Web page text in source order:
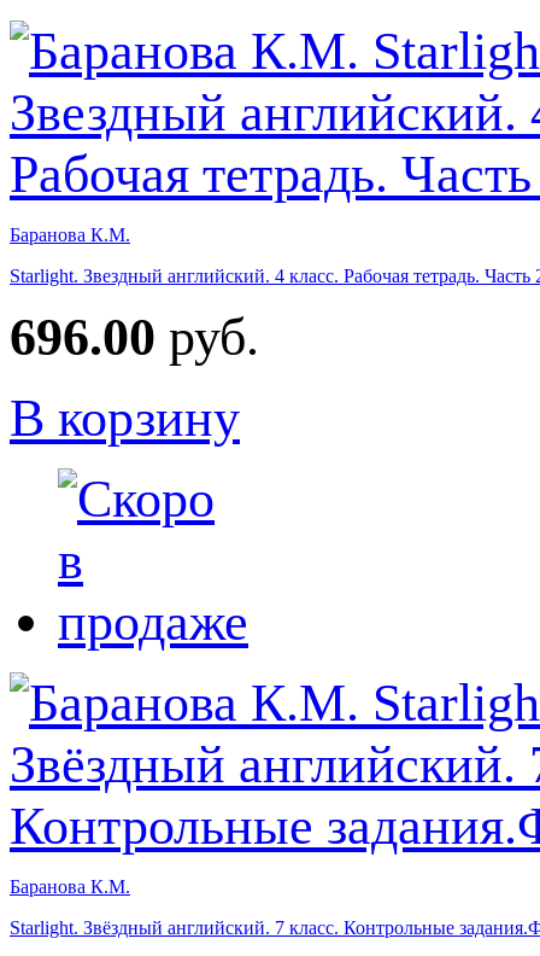
Баранова К.М.
Starlight. Звездный английский. 4 класс. Рабочая тетрадь.
696.00 руб.
В корзину
Баранова К.М.
Starlight. Звёздный английский. 7 класс. Контрольные